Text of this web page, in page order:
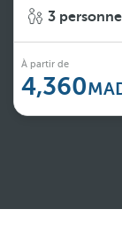
3
À partir de
4,360